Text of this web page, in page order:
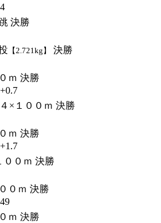
決勝
【2.721kg】
決勝
ｍ 決勝
４×１００ｍ 決勝
ｍ 決勝
００ｍ 決勝
０ｍ 決勝
ｍ 決勝